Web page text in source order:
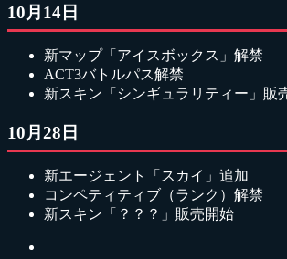
10月14日
新マップ「アイスボックス」解禁
ACT3バトルパス解禁
新スキン「シンギュラリティー」販
10月28日
新エージェント「スカイ」追加
コンペティティブ（ランク）解禁
新スキン「？？？」販売開始